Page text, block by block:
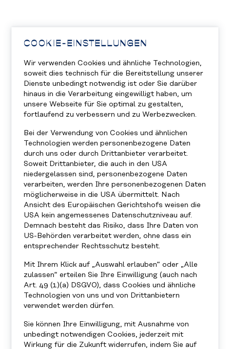
COOKIE-EINSTELLUNGEN
Wir verwenden Cookies und ähnliche Technologien,
soweit dies technisch für die Bereitstellung unserer
Dienste unbedingt notwendig ist oder Sie darüber
hinaus in die Verarbeitung eingewilligt haben, um
unsere Webseite für Sie optimal zu gestalten,
fortlaufend zu verbessern und zu Werbezwecken.
Bei der Verwendung von Cookies und ähnlichen
Technologien werden personenbezogene Daten
durch uns oder durch Drittanbieter verarbeitet.
Soweit Drittanbieter, die auch in den USA
niedergelassen sind, personenbezogene Daten
verarbeiten, werden Ihre personenbezogenen Daten
möglicherweise in die USA übermittelt. Nach
Ansicht des Europäischen Gerichtshofs weisen die
USA kein angemessenes Datenschutzniveau auf.
Demnach besteht das Risiko, dass Ihre Daten von
US-Behörden verarbeitet werden, ohne dass ein
entsprechender Rechtsschutz besteht.
Mit Ihrem Klick auf „Auswahl erlauben“ oder „Alle
zulassen“ erteilen Sie Ihre Einwilligung (auch nach
Art. 49 (1)(a) DSGVO), dass Cookies und ähnliche
Technologien von uns und von Drittanbietern
verwendet werden dürfen.
Sie können Ihre Einwilligung, mit Ausnahme von
unbedingt notwendigen Cookies, jederzeit mit
Wirkung für die Zukunft widerrufen, indem Sie auf
FÜR JUGENDLICHE
NIMM DEINE
ZUKUNFT IN DIE
HAND
Du hast viele Ideen, aber auch Fragen, was
du nach der Schule machen sollst? Mach mit
bei Sindbad und du bekommst eine:n
Zur Anmeldung